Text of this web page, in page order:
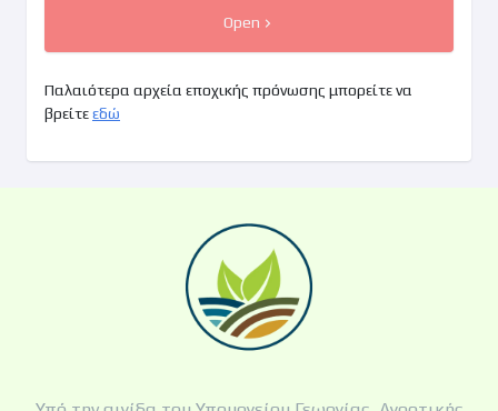
Open
Παλαιότερα αρχεία εποχικής πρόνωσης μπορείτε να
βρείτεεδώ